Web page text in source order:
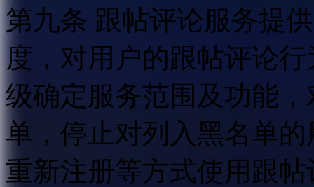
第九条 跟帖评论服务提
度，对用户的跟帖评论
级确定服务范围及功能
单，停止对列入黑名单
重新注册等方式使用跟